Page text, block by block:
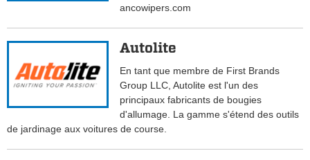
ancowipers.com
Autolite
En tant que membre de First Brands
Group LLC, Autolite est l'un des
principaux fabricants de bougies
d'allumage. La gamme s'étend des outils
de jardinage aux voitures de course.